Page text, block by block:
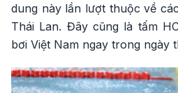
dung này lần lượt thuộc về
Thái Lan. Đây cũng là tấm
bơi Việt Nam ngay trong ngày